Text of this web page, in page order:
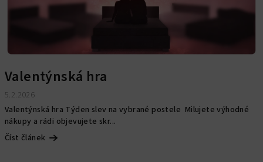
Valentýnská hra
5.2.2026
Valentýnská hra Týden slev na vybrané postele Milujete výhodné
nákupy a rádi objevujete skr...
Číst článek